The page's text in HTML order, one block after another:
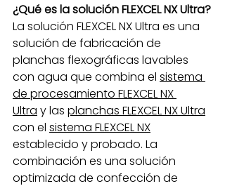
¿Qué es la solución FLEXCEL NX Ultra?
La solución FLEXCEL NX Ultra es una
solución de fabricación de
planchas flexográficas lavables
con agua que combina el sistema
de procesamiento FLEXCEL NX
Ultra y las planchas FLEXCEL NX Ultra
con el sistema FLEXCEL NX
establecido y probado. La
combinación es una solución
optimizada de confección de